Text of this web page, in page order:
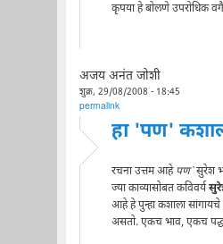
कृपया हे बोलणे उपरोधिक
अजय अनंत जोशी
शुक्र, 29/08/2008 - 18:45
permalink
हा 'पण'
रचना उत्तम आहे पण`सुरेश
ज्या काव्यासोबत कविवर्य
आहे हे पुन्हा कशाला सांगायचे
असतो. एकच भाव, एकच